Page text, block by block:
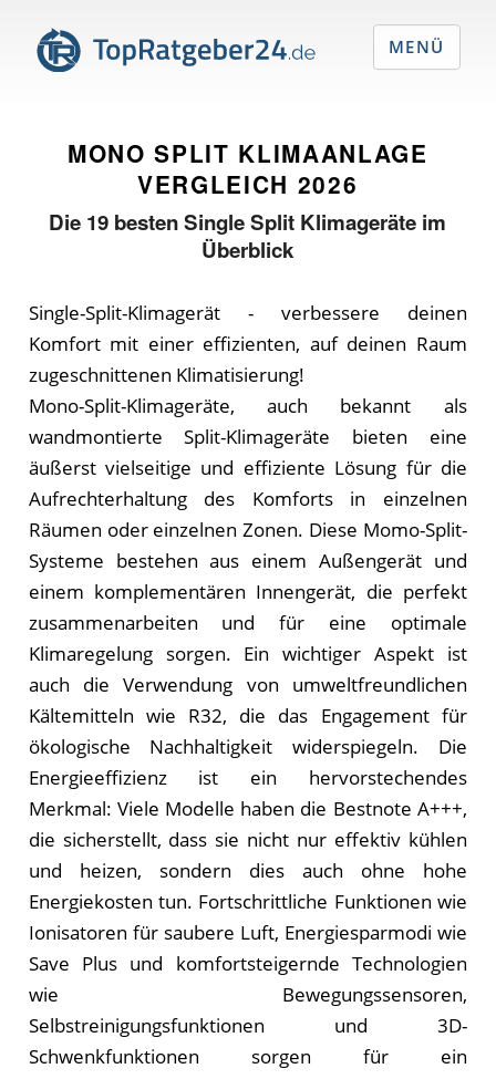
MONO SPLIT KLIMAANLAGE
VERGLEICH 2026
Die 19 besten Single Split Klimageräte im
Überblick
Single-Split-Klimagerät - verbessere deinen
Komfort mit einer effizienten, auf deinen Raum
zugeschnittenen Klimatisierung!
Mono-Split-Klimageräte, auch bekannt als
wandmontierte Split-Klimageräte bieten eine
äußerst vielseitige und effiziente Lösung für die
Aufrechterhaltung des Komforts in einzelnen
Räumen oder einzelnen Zonen. Diese Momo-Split-
Systeme bestehen aus einem Außengerät und
einem komplementären Innengerät, die perfekt
zusammenarbeiten und für eine optimale
Klimaregelung sorgen. Ein wichtiger Aspekt ist
auch die Verwendung von umweltfreundlichen
Kältemitteln wie R32, die das Engagement für
ökologische Nachhaltigkeit widerspiegeln. Die
Energieeffizienz ist ein hervorstechendes
Merkmal: Viele Modelle haben die Bestnote A+++,
die sicherstellt, dass sie nicht nur effektiv kühlen
und heizen, sondern dies auch ohne hohe
Energiekosten tun. Fortschrittliche Funktionen wie
Ionisatoren für saubere Luft, Energiesparmodi wie
Save Plus und komfortsteigernde Technologien
wie Bewegungssensoren,
Selbstreinigungsfunktionen und 3D-
Schwenkfunktionen sorgen für ein
MENÜ